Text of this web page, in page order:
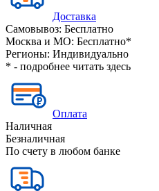
Доставка
Самовывоз: Бесплатно
Москва и МО: Бесплатно*
Регионы: Индивидуально
* - подробнее читать здесь
Оплата
Наличная
Безналичная
По счету в любом банке